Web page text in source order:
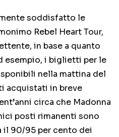
soddisfatto le
Rebel Heart Tour,
in base a quanto
esempio, i biglietti per le
nella mattina del
acquistati in breve
circa che Madonna
posti rimanenti sono
90/95 per cento dei